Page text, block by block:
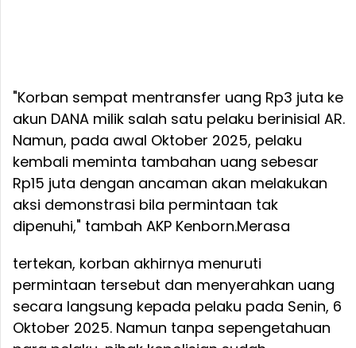
"Korban sempat mentransfer uang Rp3 juta ke
akun DANA milik salah satu pelaku berinisial AR.
Namun, pada awal Oktober 2025, pelaku
kembali meminta tambahan uang sebesar
Rp15 juta dengan ancaman akan melakukan
aksi demonstrasi bila permintaan tak
dipenuhi," tambah AKP Kenborn.Merasa
tertekan, korban akhirnya menuruti
permintaan tersebut dan menyerahkan uang
secara langsung kepada pelaku pada Senin, 6
Oktober 2025. Namun tanpa sepengetahuan